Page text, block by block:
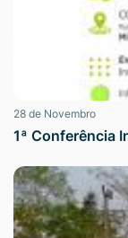
28 de Novembro
1ª Conferência